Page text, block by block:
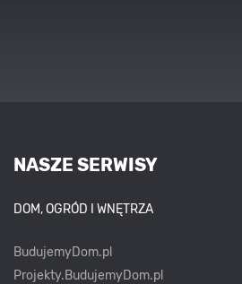
NASZE SERWISY
DOM, OGRÓD I WNĘTRZA
BudujemyDom.pl
Projekty.BudujemyDom.pl